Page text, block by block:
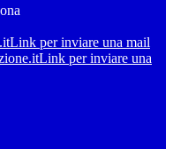
Link per inviare una mail
Link per inviare una